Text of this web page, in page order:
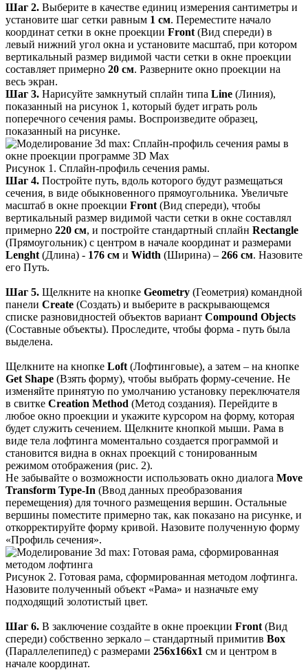
Шаг 2. Выберите в качестве единиц измерения сантиметры и
установите шаг сетки равным 1 см. Переместите начало
координат сетки в окне проекции Front (Вид спереди) в
левый нижний угол окна и установите масштаб, при котором
вертикальный размер видимой части сетки в окне проекции
составляет примерно 20 см. Разверните окно проекции на
весь экран.
Шаг 3. Нарисуйте замкнутый сплайн типа Line (Линия),
показанный на рисунок 1, который будет играть роль
поперечного сечения рамы. Воспроизведите образец,
показанный на рисунке.
Рисунок 1. Сплайн-профиль сечения рамы.
Шаг 4. Постройте путь, вдоль которого будут размещаться
сечения, в виде обыкновенного прямоугольника. Увеличьте
масштаб в окне проекции Front (Вид спереди), чтобы
вертикальный размер видимой части сетки в окне составлял
примерно 220 см, и постройте стандартный сплайн Rectangle
(Прямоугольник) с центром в начале координат и размерами
Lenght (Длина) - 176 см и Width (Ширина) – 266 см. Назовите
его Путь.
Шаг 5. Щелкните на кнопке Geometry (Геометрия) командной
панели Create (Создать) и выберите в раскрывающемся
списке разновидностей объектов вариант Compound Objects
(Составные объекты). Проследите, чтобы форма - путь была
выделена.
Щелкните на кнопке Loft (Лофтинговые), а затем – на кнопке
Get Shape (Взять форму), чтобы выбрать форму-сечение. Не
изменяйте принятую по умолчанию установку переключателя
в свитке Creation Method (Метод создания). Перейдите в
любое окно проекции и укажите курсором на форму, которая
будет служить сечением. Щелкните кнопкой мыши. Рама в
виде тела лофтинга моментально создается программой и
становится видна в окнах проекций с тонированным
режимом отображения (рис. 2).
Не забывайте о возможности использовать окно диалога Move
Transform Type-In (Ввод данных преобразования
перемещения) для точного размещения вершин. Остальные
вершины поместите примерно так, как показано на рисунке, и
откорректируйте форму кривой. Назовите полученную форму
«Профиль сечения».
Рисунок 2. Готовая рама, сформированная методом лофтинга.
Назовите полученный объект «Рама» и назначьте ему
подходящий золотистый цвет.
Шаг 6. В заключение создайте в окне проекции Front (Вид
спереди) собственно зеркало – стандартный примитив Box
(Параллелепипед) с размерами 256x166x1 см и центром в
начале координат.